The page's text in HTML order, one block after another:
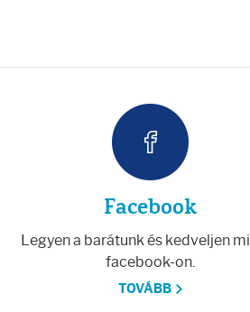
Facebook
Legyen a barátunk és kedveljen
facebook-on.
TOVÁBB